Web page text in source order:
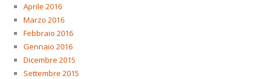
Aprile 2016
Marzo 2016
Febbraio 2016
Gennaio 2016
Dicembre 2015
Settembre 2015